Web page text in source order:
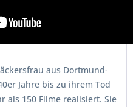
aus Dortmund-
Jahre bis zu ihrem Tod
als 150 Filme realisiert. Sie